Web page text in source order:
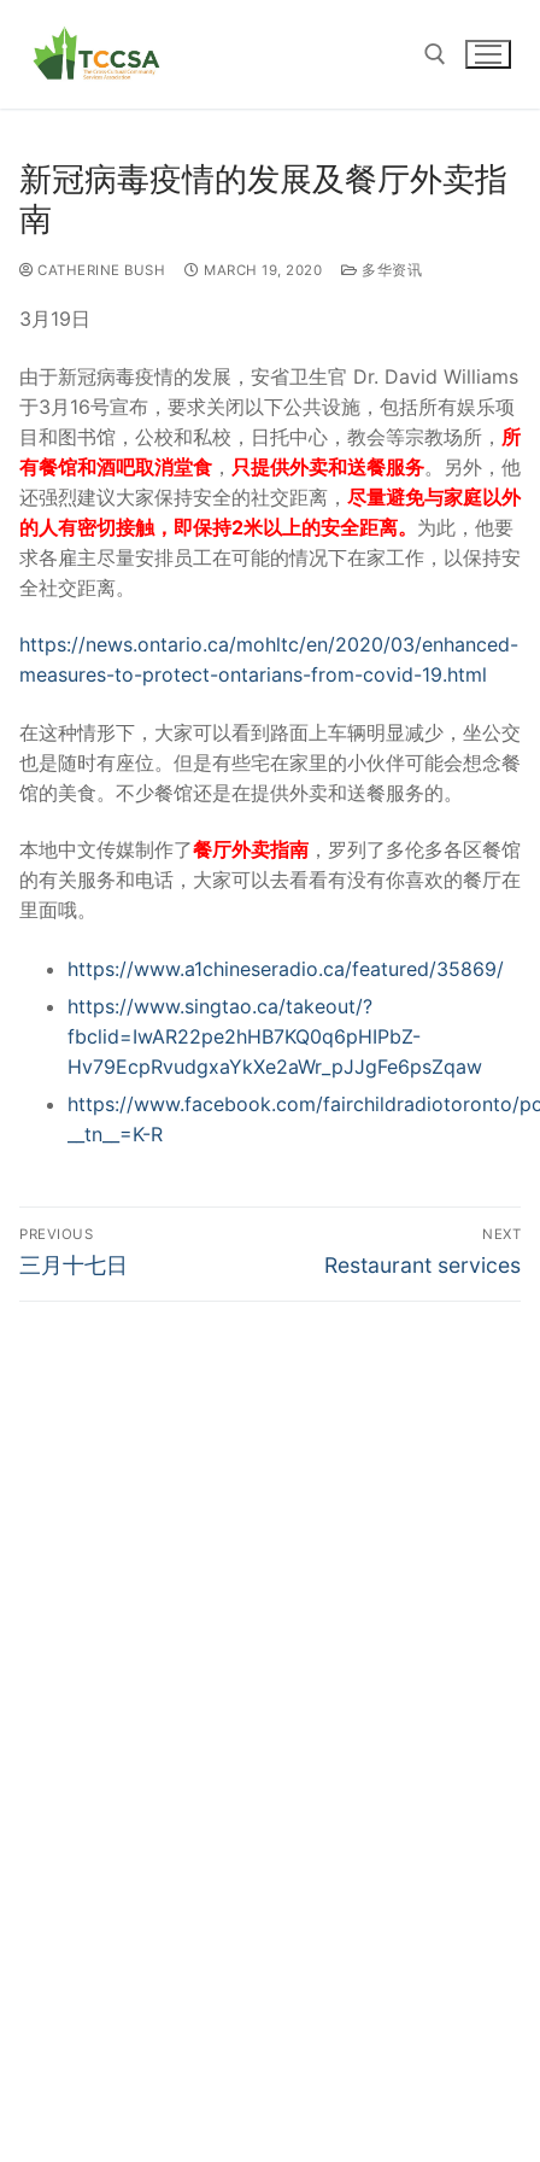
新冠病毒疫情的发展及餐厅外卖指
南
CATHERINE BUSH MARCH 19, 2020 多华资讯
3月19日
由于新冠病毒疫情的发展，安省卫生官 Dr. David Williams
于3月16号宣布，要求关闭以下公共设施，包括所有娱乐项
目和图书馆，公校和私校，日托中心，教会等宗教场所， 所
有餐馆和酒吧取消堂食 ， 只提供外卖和送餐服务。另外，他
还强烈建议大家保持安全的社交距离， 尽量避免与家庭以外
的人有密切接触，即保持2米以上的安全距离。 为此，他要
求各雇主尽量安排员工在可能的情况下在家工作，以保持安
全社交距离。
https://news.ontario.ca/mohltc/en/2020/03/enhanced-
measures-to-protect-ontarians-from-covid-19.html
在这种情形下，大家可以看到路面上车辆明显减少，坐公交
也是随时有座位。但是有些宅在家里的小伙伴可能会想念餐
馆的美食。不少餐馆还是在提供外卖和送餐服务的。
本地中文传媒制作了餐厅外卖指南 ，罗列了多伦多各区餐馆
的有关服务和电话，大家可以去看看有没有你喜欢的餐厅在
里面哦。
https://www.a1chineseradio.ca/featured/35869/
https://www.singtao.ca/takeout/?
fbclid=IwAR22pe2hHB7KQ0q6pHIPbZ-
Hv79EcpRvudgxaYkXe2aWr_pJJgFe6psZqaw
https://www.facebook.com/fairchildradiotoronto/
__tn__=K-R
PREVIOUS
三月十七日
NEXT
Restaurant services